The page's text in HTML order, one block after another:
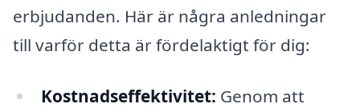
erbjudanden. Här är några anledningar
till varför detta är fördelaktigt för dig:
Kostnadseffektivitet: Genom att